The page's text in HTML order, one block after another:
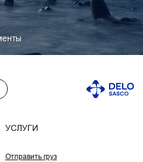
УСЛУГИ
Отправить груз